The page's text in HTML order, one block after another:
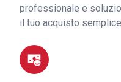
professionale e
il tuo acquisto